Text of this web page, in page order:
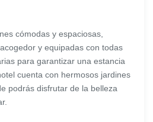
cómodas y espaciosas,
y equipadas con todas
para garantizar una estancia
cuenta con hermosos jardines
podrás disfrutar de la belleza